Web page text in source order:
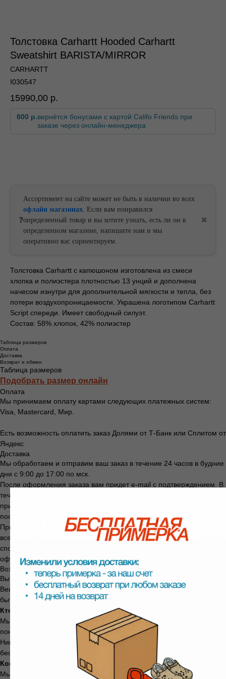
БЕСПЛАТНАЯ ДОСТАВКА
Толстовка Carhartt Hooded Carhartt
Sweatshirt BARISTA/MIRROR
CARHARTT
I030547
15990,00 р.
800 р.вернётся бонусами с картой Califo Friends при
заказе через онлайн-менеджера
❓
Ассортимент на сайте может не быть в наличии во всех
офлайн магазинах. Если вам понравился
определенный товар и вы хотите узнать, есть ли он в
определенном магазине, напишите нам и мы
оперативно вас сориентируем.
✖
Толстовка Carhartt с капюшоном изготовлена ​​из смеси
хлопка и полиэстера плотностью 13 унций и дополнена
начесом изнутри для дополнительной мягкости и тепла, без
потери воздухопроницаемости. Украшена логотипом Carhartt
Script спереди. Имеет свободный силуэт.
Состав: 58% хлопок, 42% полиэстер
Таблица размеров
Оплата
Доставка
Возврат и обмен
Таблица размеров
Подобрать размер онлайн
Оплата
Мы принимаем оплату картами следующих платежных систем:
Visa, Mastercard, Мир.
Есть возможность оплатить заказ Долями от Т-Банк или Сплитом от
Яндекс
Доставка
Мы обработаем и отправим ваш заказ в течение 24 часов в будние
дни с 9:00 до 17:00 по мск.
После оформления заказа вам придет e-mail с подтверждением. В
течение суток (в будние дни) мы отправим заказ в транспортную и
пришлем вам трек-номер, чтобы вы могли отследить заветную
посылку.
При заказе от 10 000 рублей действует бесплатная доставка по
всей России до пункта выдачи СДЭК или Яндекс. Выбрать удобный
способ и уточнить сроки доставки в ваш город можно на этапе
оформления заказа.
Возврат и обмен
Вы можете вернуть товар в течение14 днейс момента получения.
Вещь не должна быть в использовании, упаковка и ярлыки должны
быть сохранены.
Кто платит за возврат:
Мы. Всегда. Независимо от причины — не подошёл размер, не
понравился цвет, передумали, брак.
Никаких скрытых платежей. Даже если при заказе доставка была
бесплатной — мы ничего не удерживаем.
Когда придут деньги:
Мы вернём стоимость товара в течение3 рабочих днейс